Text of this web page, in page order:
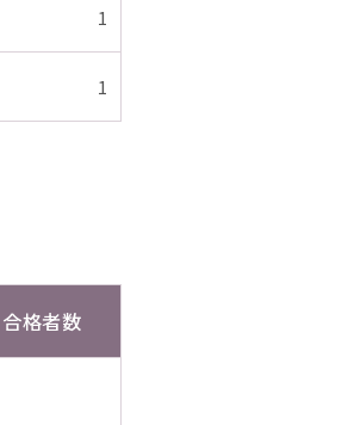
1
1
合格者数